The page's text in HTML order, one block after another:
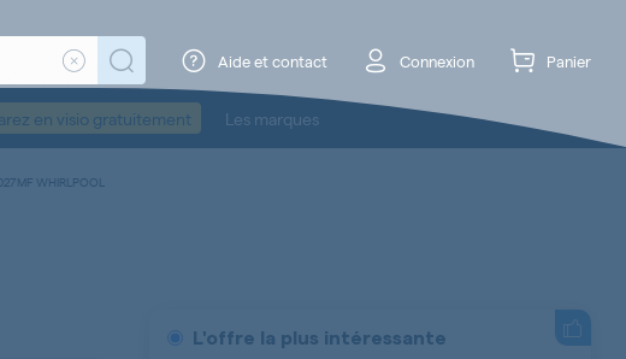
Aide et contact Connexion Panier
en visio gratuitement Les marques
WHIRLPOOL
L'offre la plus intéressante